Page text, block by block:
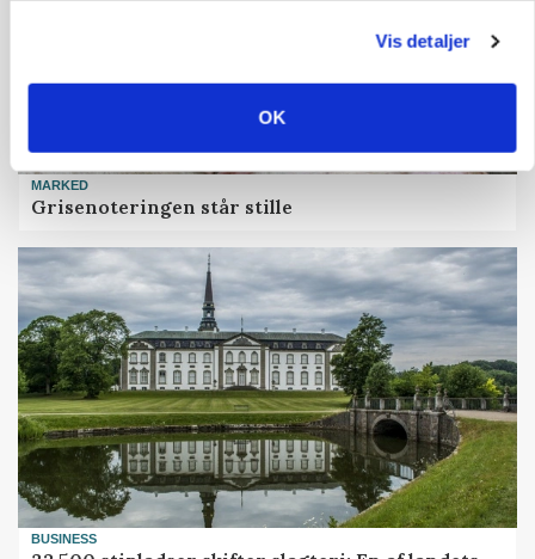
Vis detaljer
OK
MARKED
Grisenoteringen står stille
BUSINESS